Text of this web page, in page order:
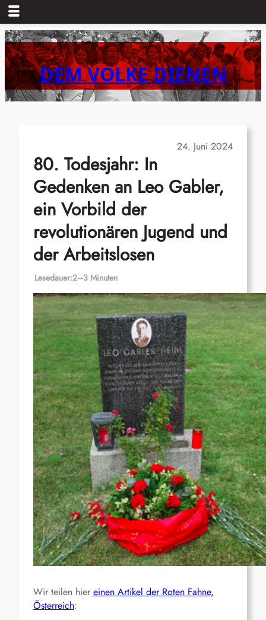
Zum
Inhalt
springenDEM VOLKE DIENEN
24. Juni 2024
80. Todesjahr: In
Gedenken an Leo Gabler,
ein Vorbild der
revolutionären Jugend und
der Arbeitslosen
Lesedauer:2–3 Minuten
Wir teilen hier einen Artikel der Roten Fahne,
Österreich: